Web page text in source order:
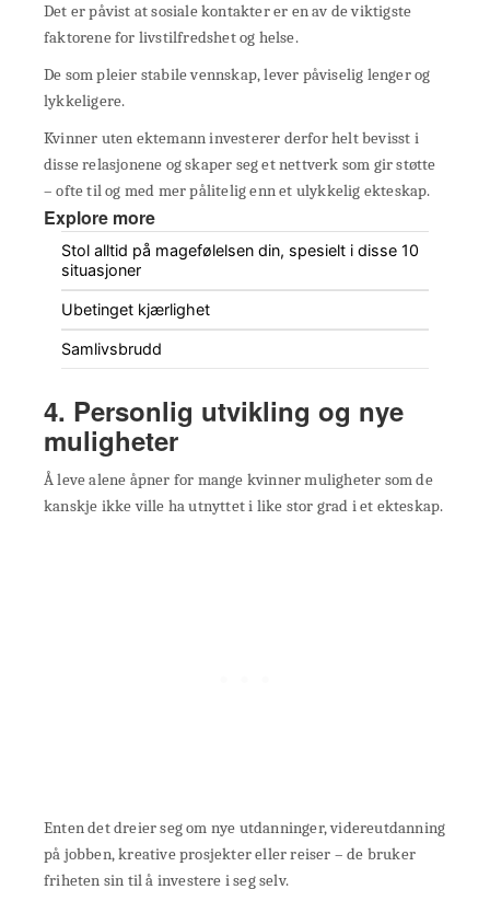
Det er påvist at sosiale kontakter er en av de viktigste
faktorene for livstilfredshet og helse.
De som pleier stabile vennskap, lever påviselig lenger og
lykkeligere.
Kvinner uten ektemann investerer derfor helt bevisst i
disse relasjonene og skaper seg et nettverk som gir støtte
– ofte til og med mer pålitelig enn et ulykkelig ekteskap.
Explore more
Stol alltid på magefølelsen din, spesielt i disse 10
situasjoner
Ubetinget kjærlighet
Samlivsbrudd
4. Personlig utvikling og nye
muligheter
Å leve alene åpner for mange kvinner muligheter som de
kanskje ikke ville ha utnyttet i like stor grad i et ekteskap.
Enten det dreier seg om nye utdanninger, videreutdanning
på jobben, kreative prosjekter eller reiser – de bruker
friheten sin til å investere i seg selv.